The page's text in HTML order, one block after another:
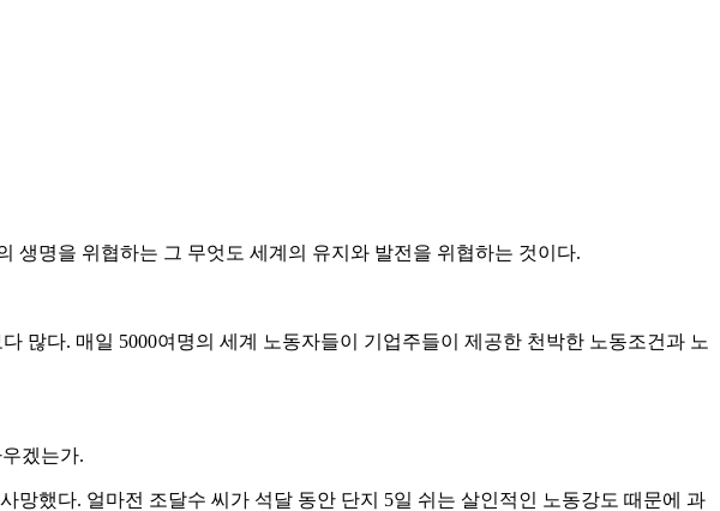
생명을 위협하는 그 무엇도 세계의 유지와 발전을 위협하는 것이다.
많다. 매일 5000여명의 세계 노동자들이 기업주들이 제공한 천박한 노동조건과 노
겠는가.
망했다. 얼마전 조달수 씨가 석달 동안 단지 5일 쉬는 살인적인 노동강도 때문에 과